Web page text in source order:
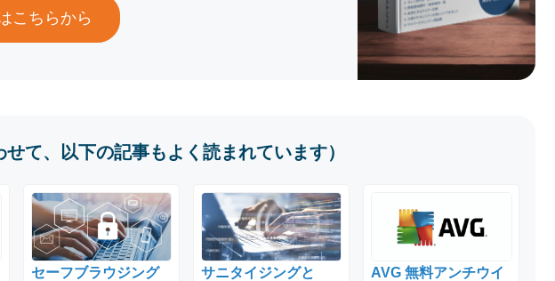
こちらから
て、以下の記事もよく読まれています）
セーフブラウジング サニタイジングと AVG 無料アンチウイ